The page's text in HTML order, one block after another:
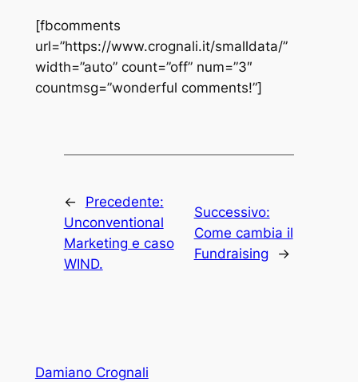
[fbcomments
url=”https://www.crognali.it/smalldata/”
width=”auto” count=”off” num=”3″
countmsg=”wonderful comments!”]
←
Precedente:
Unconventional
Marketing e caso
WIND.
Successivo:
Come cambia il
Fundraising
→
Damiano Crognali